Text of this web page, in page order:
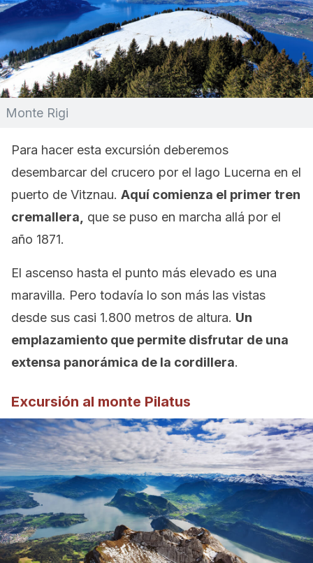
Monte Rigi
Para hacer esta excursión deberemos
desembarcar del crucero por el lago Lucerna en el
puerto de Vitznau. Aquí comienza el primer tren
cremallera,
que se puso en marcha allá por el
año 1871.
El ascenso hasta el punto más elevado es una
maravilla. Pero todavía lo son más las vistas
desde sus casi 1.800 metros de altura. Un
emplazamiento que permite disfrutar de una
extensa panorámica de la cordillera.
Excursión al monte Pilatus